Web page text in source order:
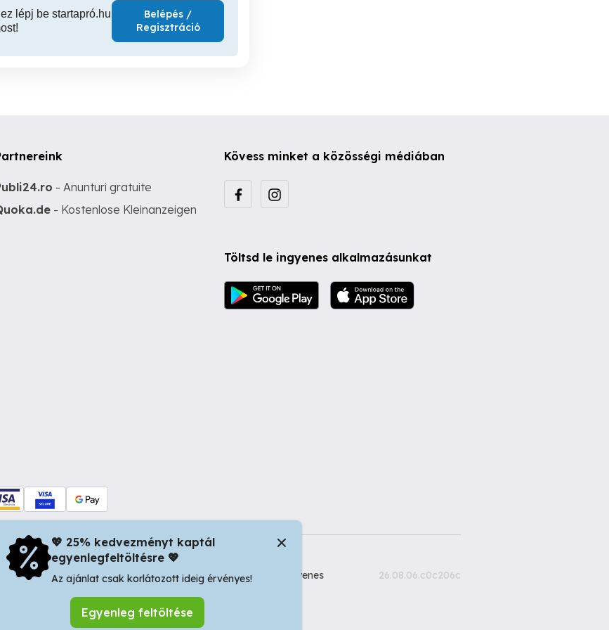
lépj be startapró.hu
Belépés /
Regisztráció
- Anunturi gratuite
- Kostenlose Kleinanzeigen
Kövess minket a közösségi médiában
Töltsd le ingyenes alkalmazásunkat
nr 34, Oradea 410346, Romania | Tax ID: RO44483373 -
Ingyenes
26.08.06.c0c206c
💖 25% kedvezményt kaptál
egyenlegfeltöltésre 💖
Az ajánlat csak korlátozott ideig érvényes!
Egyenleg feltöltése